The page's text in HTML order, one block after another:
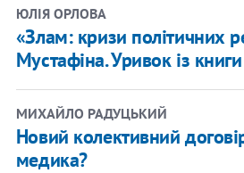
ЮЛІЯ ОРЛОВА
«Злам: кризи політичних
Мустафіна. Уривок із книги
МИХАЙЛО РАДУЦЬКИЙ
Новий колективний
медика?